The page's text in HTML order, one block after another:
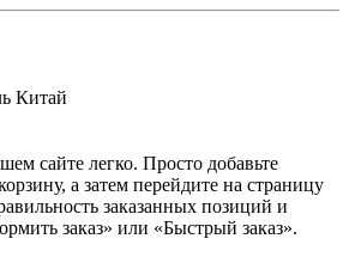
Китай
сайте легко. Просто добавьте
а затем перейдите на страницу
заказанных позиций и
заказ» или «Быстрый заказ».